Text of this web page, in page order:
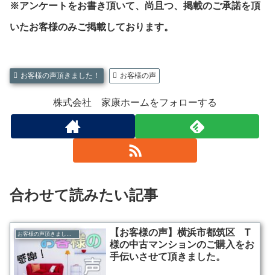
※アンケートをお書き頂いて、尚且つ、掲載のご承諾を頂
いたお客様のみご掲載しております。
お客様の声頂きました！ お客様の声
株式会社 家康ホームをフォローする
合わせて読みたい記事
お客様の声頂きました！
【お客様の声】横浜市都筑区 T
様の中古マンションのご購入をお
手伝いさせて頂きました。